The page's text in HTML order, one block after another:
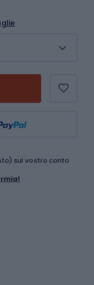
sul vostro conto